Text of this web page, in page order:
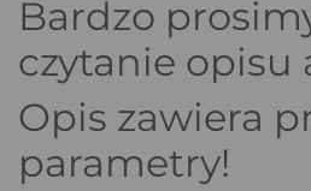
Bardzo
czytanie opisu
Opis zawiera
parametry!